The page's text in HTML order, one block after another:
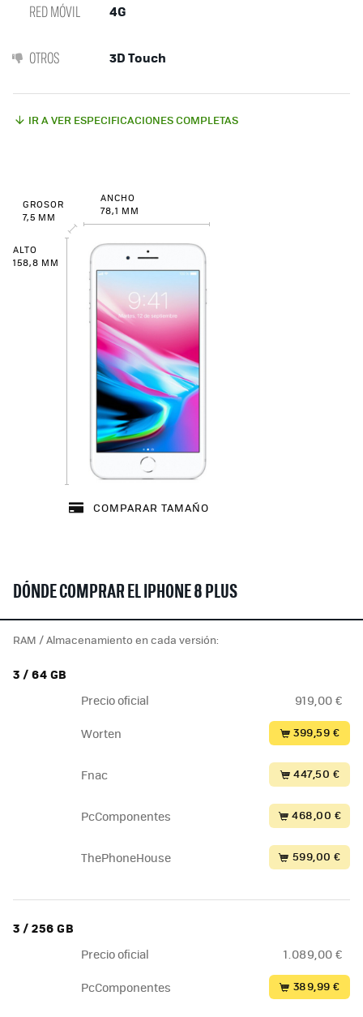
RED MÓVIL 4G
OTROS 3D Touch
IR A VER ESPECIFICACIONES COMPLETAS
GROSOR
7,5 MM
ANCHO
78,1 MM
ALTO
158,8 MM
COMPARAR TAMAÑO
DÓNDE COMPRAR EL IPHONE 8 PLUS
RAM / Almacenamiento en cada versión:
3 / 64 GB
Precio oficial 919,00 €
Worten 399,59 €
Fnac 447,50 €
PcComponentes 468,00 €
ThePhoneHouse 599,00 €
3 / 256 GB
Precio oficial 1.089,00 €
PcComponentes 389,99 €